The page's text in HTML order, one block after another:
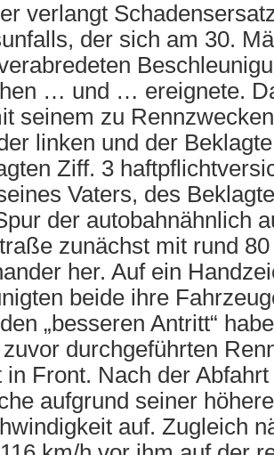
verlangt
der sich am 30.
… und … ereignete.
seinem zu
linken und der
Ziff. 3
Vaters, des
der autobahnähnlich
zunächst mit rund
her. Auf ein
beide ihre
„besseren Antritt“
durchgeführten
in Front. Nach der
aufgrund seiner
auf. Zugleich